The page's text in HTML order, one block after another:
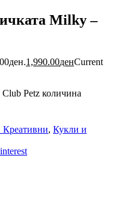
Milky –
1,990.00денCurrent
Petz количина
Креативни, Кукли и